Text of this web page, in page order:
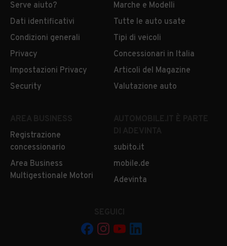
Serve aiuto?
Dati identificativi
Condizioni generali
Privacy
Impostazioni Privacy
Security
Marche e Modelli
Tutte le auto usate
Tipi di veicoli
Concessionari in Italia
Articoli del Magazine
Valutazione auto
Registrazione
concessionario
Area Business
Multigestionale Motori
subito.it
mobile.de
Adevinta